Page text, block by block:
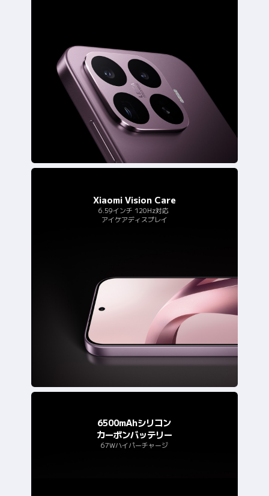
Xiaomi Vision Care
6.59インチ 120Hz対応
アイケアディスプレイ
6500mAhシリコン
カーボンバッテリー
67Wハイパーチャージ